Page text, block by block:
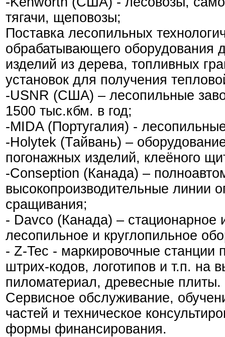
тягачи, щеповозы;
Поставка лесопильных
обрабатывающего оборудования
изделий из дерева, топливных
установок для получения
-USNR (США) – лесопильные
1500 тыс.кбм. в год;
-MIDA (Португалия) -
-Holytek (Тайвань) –
погонажных изделий, клеёного
-Conseption (Канада) –
высокопроизводительные линии
сращивания;
- Davco (Канада) – стационарное
лесопильное и круглопильное
- Z-Tec - маркировочные станции
штрих-кодов, логотипов и т.п. на
пиломатериал, древесные плиты.
Сервисное обслуживание,
частей и техническое
формы финансирования.